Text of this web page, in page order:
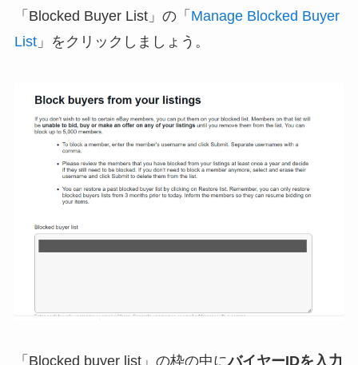
「Blocked Buyer List」の「 Manage Blocked Buyer
List」をクリックしましょう。
「Blocked buyer list」の枠の中にバイヤーIDを入力